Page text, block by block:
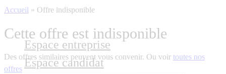
Espace entreprise
Espace candidat
Accueil » Offre indisponible
Cette offre est indisponible
Des offres similaires peuvent vous convenir. Ou voir toutes nos
offres